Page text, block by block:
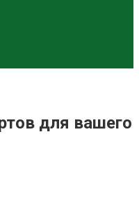
для вашего